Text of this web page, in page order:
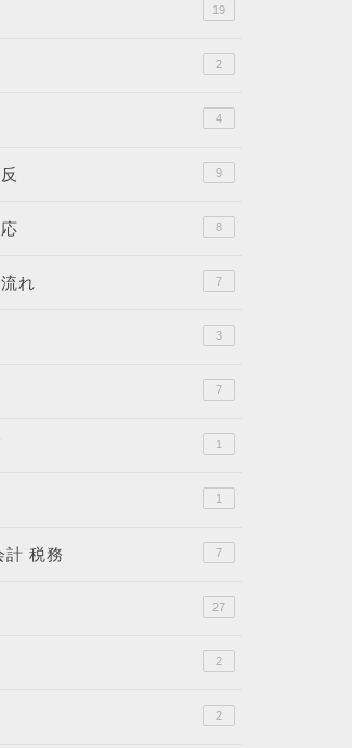
19
2
4
9
8
れ 7
3
7
1
1
計 税務 7
27
2
2